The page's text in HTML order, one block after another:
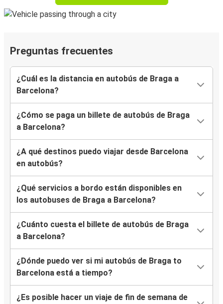
Preguntas frecuentes
¿Cuál es la distancia en autobús de Braga a
Barcelona?
¿Cómo se paga un billete de autobús de Braga
a Barcelona?
¿A qué destinos puedo viajar desde Barcelona
en autobús?
¿Qué servicios a bordo están disponibles en
los autobuses de Braga a Barcelona?
¿Cuánto cuesta el billete de autobús de Braga
a Barcelona?
¿Dónde puedo ver si mi autobús de Braga to
Barcelona está a tiempo?
¿Es posible hacer un viaje de fin de semana de